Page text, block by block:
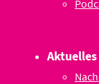
Aktuelles